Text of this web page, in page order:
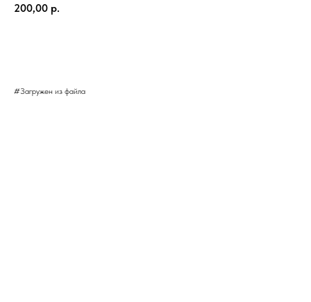
200,00 р.
#Загружен из файла